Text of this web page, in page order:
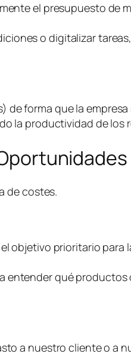
el presupuesto de
o digitalizar
forma que la empresa
la productividad de los
de costes.
objetivo prioritario para
entender qué
a nuestro cliente o a